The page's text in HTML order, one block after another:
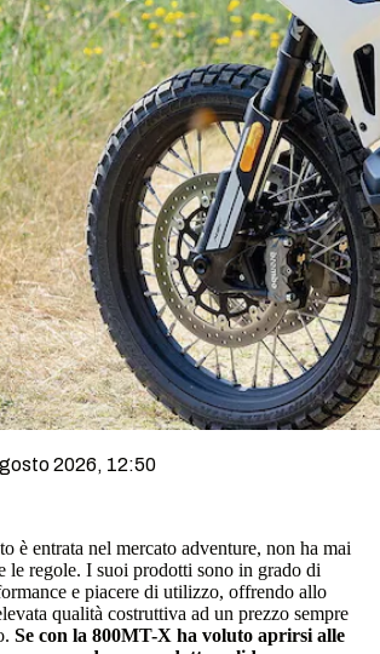
2026, 12:50
è entrata nel mercato adventure, non ha mai
le regole. I suoi prodotti sono in grado di
e piacere di utilizzo, offrendo allo
qualità costruttiva ad un prezzo sempre
Se con la 800MT-X ha voluto aprirsi alle